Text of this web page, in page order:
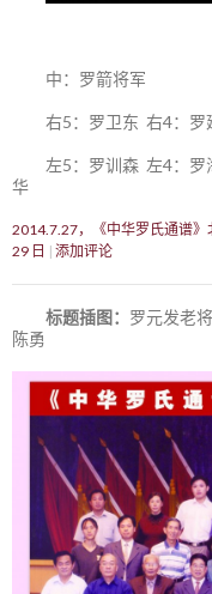
中：罗箭将军
右5：罗卫东 右4：
左5：罗训森 左4：
华
2014.7.27，《中华罗氏通谱
29 日
添加评论
标题插图： 罗元发老
陈勇